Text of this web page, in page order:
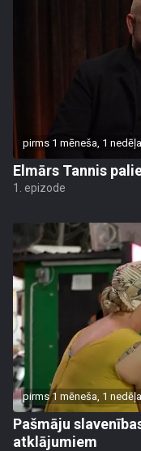
pirms 1 mēneša, 1
Elmārs Tannis
1. epizode
pirms 1 mēneša, 1
Pašmāju
atklājumiem